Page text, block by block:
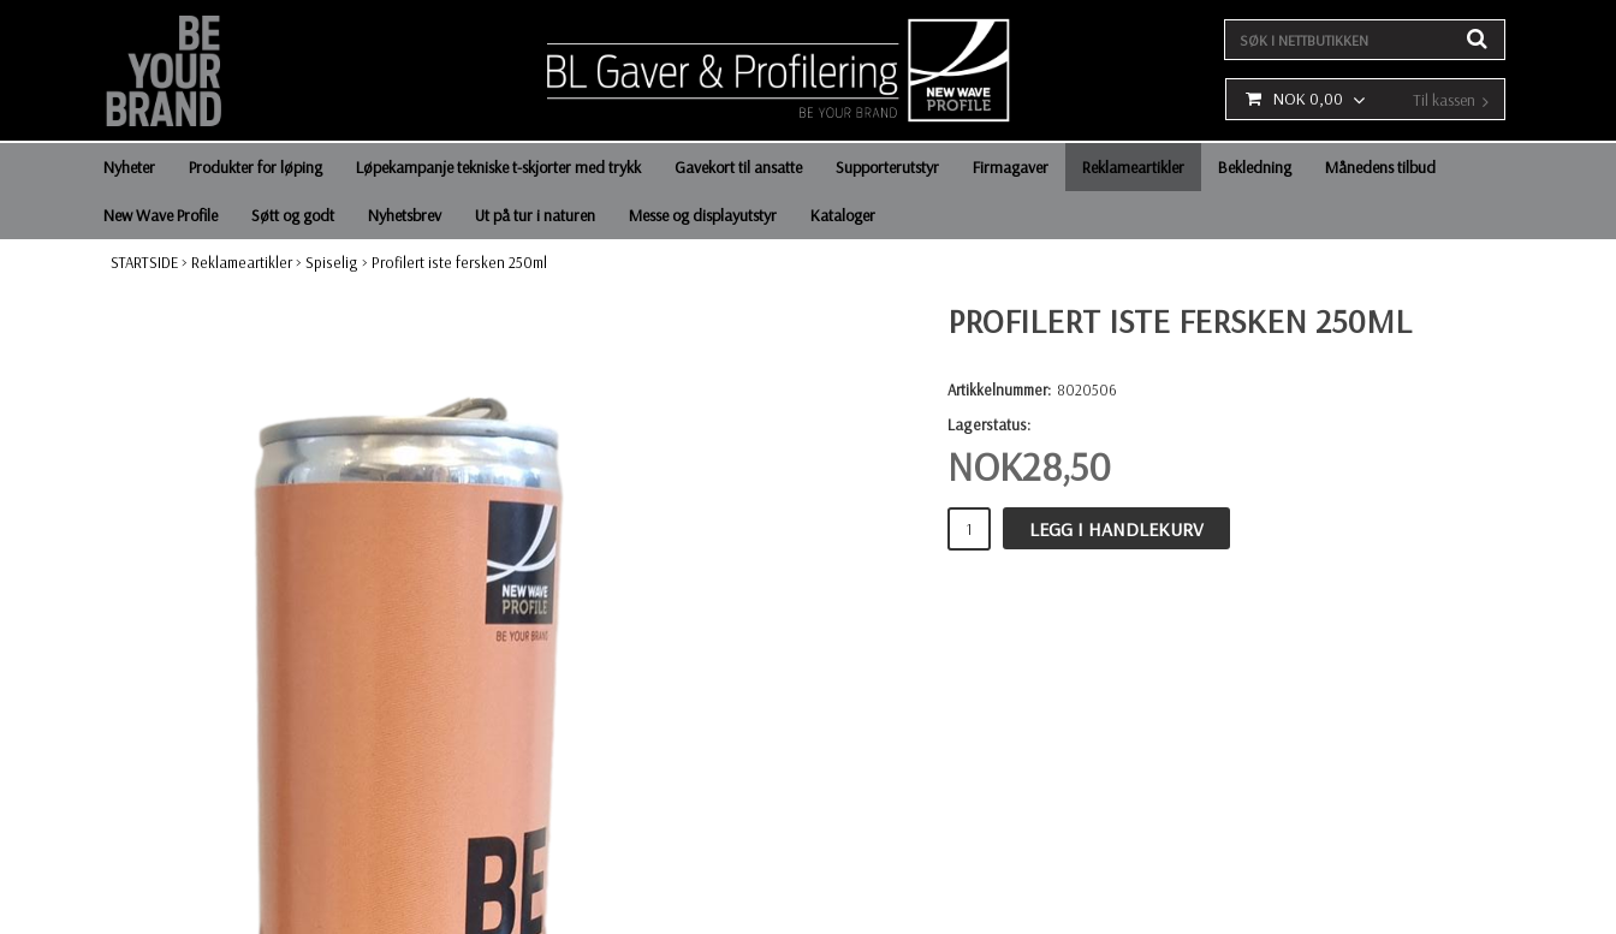
NOK 0,00 Til kassen
Nyheter Produkter for løping Løpekampanje tekniske t-skjorter med trykk Gavekort til ansatte Supporterutstyr Firmagaver Reklameartikler Bekledning Månedens tilbud
New Wave Profile Søtt og godt Nyhetsbrev Ut på tur i naturen Messe og displayutstyr Kataloger
STARTSIDE> Reklameartikler> Spiselig > Profilert iste fersken 250ml
PROFILERT ISTE FERSKEN 250ML
Artikkelnummer: 8020506
Lagerstatus:
NOK28,50
LEGG I HANDLEKURV